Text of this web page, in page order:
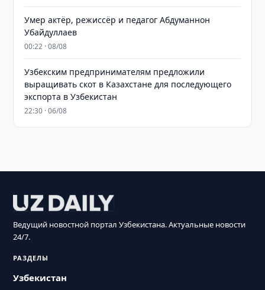
Умер актёр, режиссёр и педагог Абдуманнон
Убайдуллаев
00:22 · 08/08
Узбекским предпринимателям предложили
выращивать скот в Казахстане для последующего
экспорта в Узбекистан
22:30 · 06/08
Ведущий новостной портал Узбекистана. Актуальные новости
24/7.
РАЗДЕЛЫ
Узбекистан